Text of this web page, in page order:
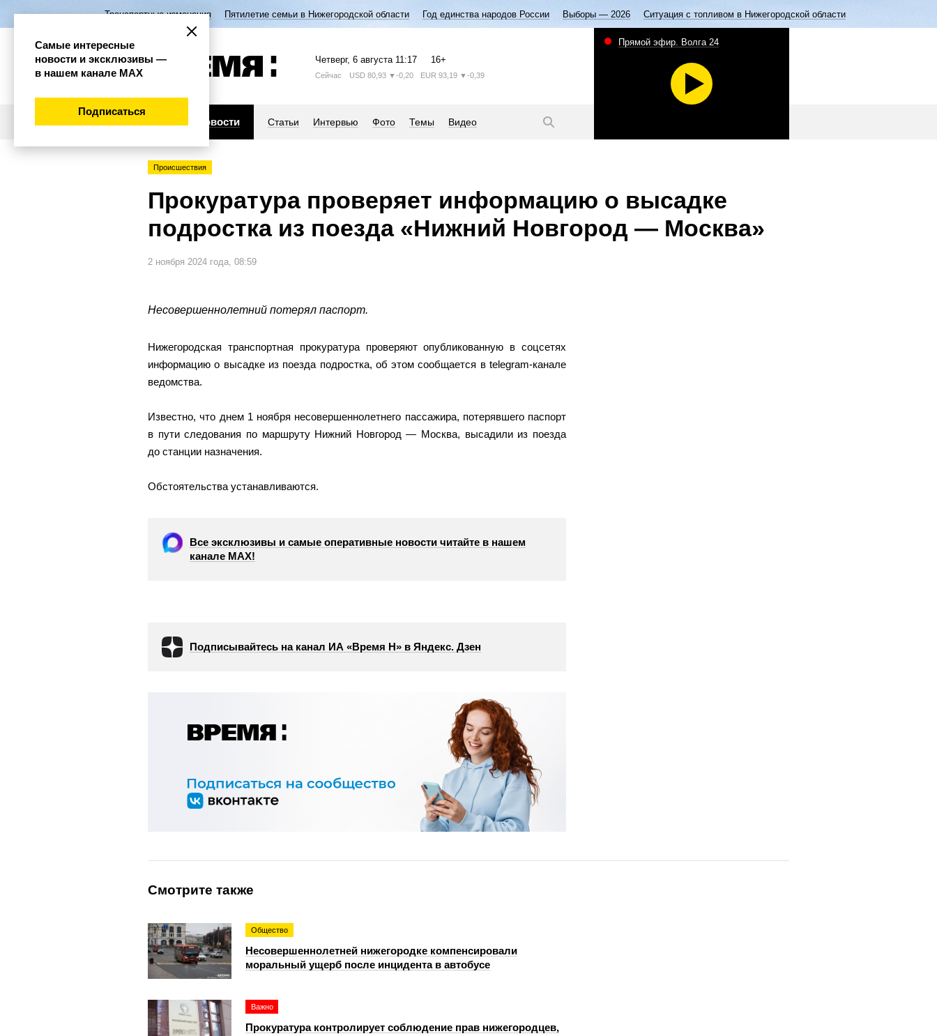
Транспортные изменения Пятилетие семьи в Нижегородской области Год единства народов России Выборы — 2026 Ситуация с топливом в Нижегородской области
Четверг, 6 августа 11:17 16+
Сейчас USD 80,93 ▼-0,20 EUR 93,19 ▼-0,39
Новости Статьи Интервью Фото Темы Видео
Прямой эфир. Волга 24
Происшествия
Прокуратура проверяет информацию о высадке
подростка из поезда «Нижний Новгород — Москва»
2 ноября 2024 года, 08:59
Несовершеннолетний потерял паспорт.
Нижегородская транспортная прокуратура проверяют опубликованную в соцсетях
информацию о высадке из поезда подростка, об этом сообщается в telegram-канале
ведомства.
Известно, что днем 1 ноября несовершеннолетнего пассажира, потерявшего паспорт
в пути следования по маршруту Нижний Новгород — Москва, высадили из поезда
до станции назначения.
Обстоятельства устанавливаются.
Все эксклюзивы и самые оперативные новости читайте в нашем
канале МАХ!
Подписывайтесь на канал ИА «Время Н» в Яндекс. Дзен
Смотрите также
Общество
Несовершеннолетней нижегородке компенсировали
моральный ущерб после инцидента в автобусе
Важно
Прокуратура контролирует соблюдение прав нижегородцев,
Самые интересные
новости и эксклюзивы —
в нашем канале МАХ
Подписаться